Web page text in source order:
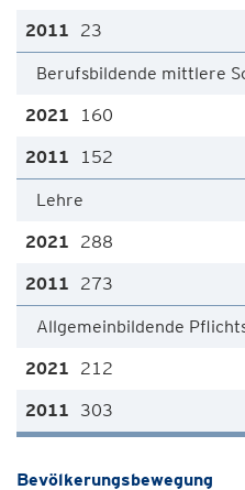
23
Berufsbildende mittlere
160
152
Lehre
288
273
Allgemeinbildende
212
303
Bevölkerungsbewegung